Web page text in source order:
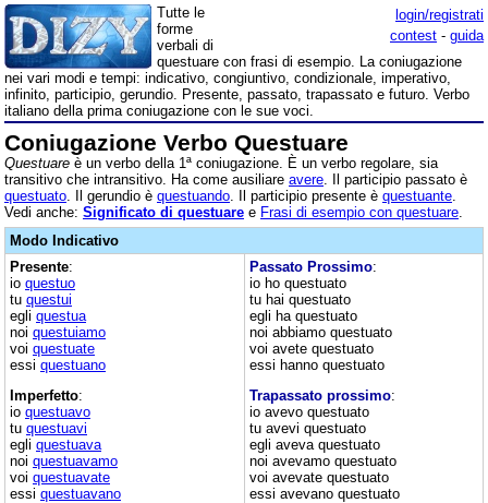
login/registrati
contest - guida
Tutte le
forme
verbali di
questuare con frasi di esempio. La coniugazione
nei vari modi e tempi: indicativo, congiuntivo, condizionale, imperativo,
infinito, participio, gerundio. Presente, passato, trapassato e futuro. Verbo
italiano della prima coniugazione con le sue voci.
Coniugazione Verbo Questuare
Questuare è un verbo della 1ª coniugazione. È un verbo regolare, sia
transitivo che intransitivo. Ha come ausiliare avere . Il participio passato è
questuato . Il gerundio è questuando . Il participio presente è questuante
Vedi anche: Significato di questuare e Frasi di esempio con questuare
Modo Indicativo
Presente:
io questuo
tu questui
egli questua
noi questuiamo
voi questuate
essi questuano
Imperfetto:
io questuavo
tu questuavi
egli questuava
noi questuavamo
voi questuavate
essi questuavano
Passato Prossimo:
io ho questuato
tu hai questuato
egli ha questuato
noi abbiamo questuato
voi avete questuato
essi hanno questuato
Trapassato prossimo:
io avevo questuato
tu avevi questuato
egli aveva questuato
noi avevamo questuato
voi avevate questuato
essi avevano questuato